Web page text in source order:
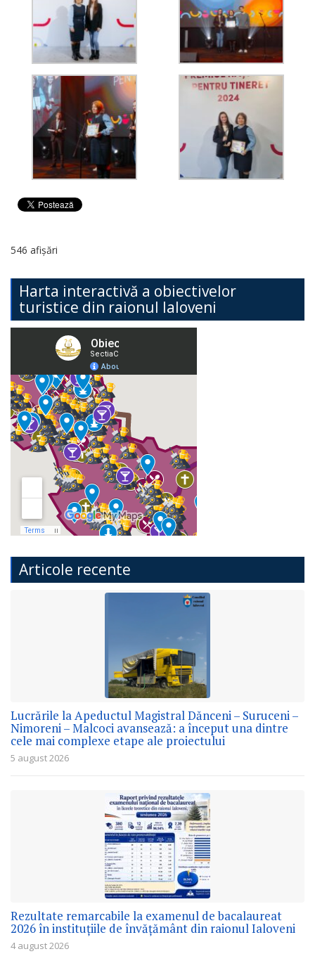
546 afișări
Harta interactivă a obiectivelor
turistice din raionul Ialoveni
Articole recente
Lucrările la Apeductul Magistral Dănceni – Suruceni –
Nimoreni – Malcoci avansează: a început una dintre
cele mai complexe etape ale proiectului
5 august 2026
Rezultate remarcabile la examenul de bacalaureat
2026 în instituțiile de învățământ din raionul Ialoveni
4 august 2026